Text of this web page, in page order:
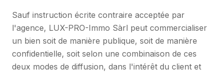
Sauf instruction écrite contraire acceptée par
l'agence, LUX-PRO-Immo Sàrl peut commercialiser
un bien soit de manière publique, soit de manière
confidentielle, soit selon une combinaison de ces
deux modes de diffusion, dans l'intérêt du client et